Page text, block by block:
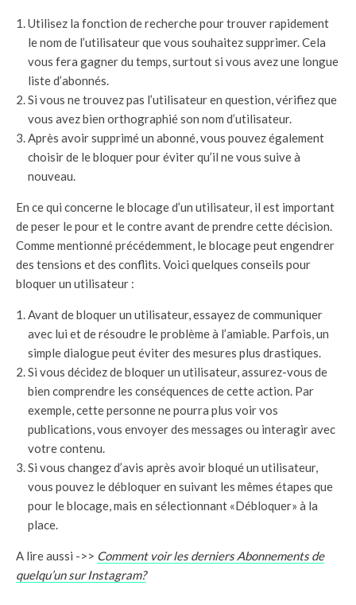
Utilisez la fonction de recherche pour trouver rapidement
le nom de l’utilisateur que vous souhaitez supprimer. Cela
vous fera gagner du temps, surtout si vous avez une longue
liste d’abonnés.
Si vous ne trouvez pas l’utilisateur en question, vérifiez que
vous avez bien orthographié son nom d’utilisateur.
Après avoir supprimé un abonné, vous pouvez également
choisir de le bloquer pour éviter qu’il ne vous suive à
nouveau.
En ce qui concerne le blocage d’un utilisateur, il est important
de peser le pour et le contre avant de prendre cette décision.
Comme mentionné précédemment, le blocage peut engendrer
des tensions et des conflits. Voici quelques conseils pour
bloquer un utilisateur :
Avant de bloquer un utilisateur, essayez de communiquer
avec lui et de résoudre le problème à l’amiable. Parfois, un
simple dialogue peut éviter des mesures plus drastiques.
Si vous décidez de bloquer un utilisateur, assurez-vous de
bien comprendre les conséquences de cette action. Par
exemple, cette personne ne pourra plus voir vos
publications, vous envoyer des messages ou interagir avec
votre contenu.
Si vous changez d’avis après avoir bloqué un utilisateur,
vous pouvez le débloquer en suivant les mêmes étapes que
pour le blocage, mais en sélectionnant «Débloquer» à la
place.
A lire aussi ->> Comment voir les derniers Abonnements de
quelqu’un sur Instagram?